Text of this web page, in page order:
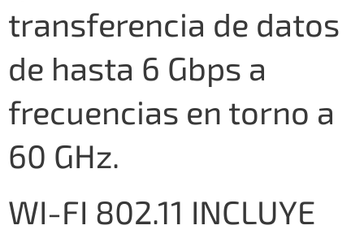
transferencia de datos
de hasta 6 Gbps a
frecuencias en torno a
60 GHz.
WI-FI 802.11 INCLUYE